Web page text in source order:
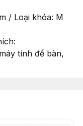
/ Loại khóa: M
tính để bàn,